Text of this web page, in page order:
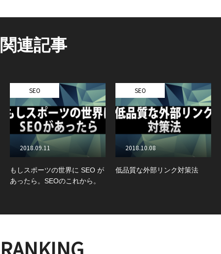
関連記事
SEO
もしスポーツの世界に SEO が
あったら。SEOのこれから。
2018.09.11
SEO
低品質な外部リンク対策法
2018.10.08
RANKING